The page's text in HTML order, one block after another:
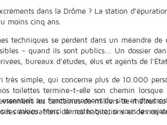
dans la Drôme ? La station
moins cinq ans.
techniques se perdent dans un méandre de
- quand ils sont publics... Un dossier
bureaux d'études, élus et agents de l'État.
simple, qui concerne plus de 10.000
toilettes termine-t-elle son chemin
les centaines de milliers de mètres
les évacuations de nos habitations et de nos
au fonctionnement du site et
cookies. Merci de noter que, si vous les